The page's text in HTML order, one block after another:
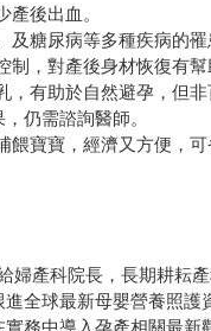
產後出血。
及糖尿病等多種疾病的罹
制，對產後身材恢復有幫
，有助於自然避孕，但
仍需諮詢醫師。
餵寶寶，經濟又方便，
婦產科院長，長期耕耘
進全球最新母嬰營養照護
務中導入孕產相關最新